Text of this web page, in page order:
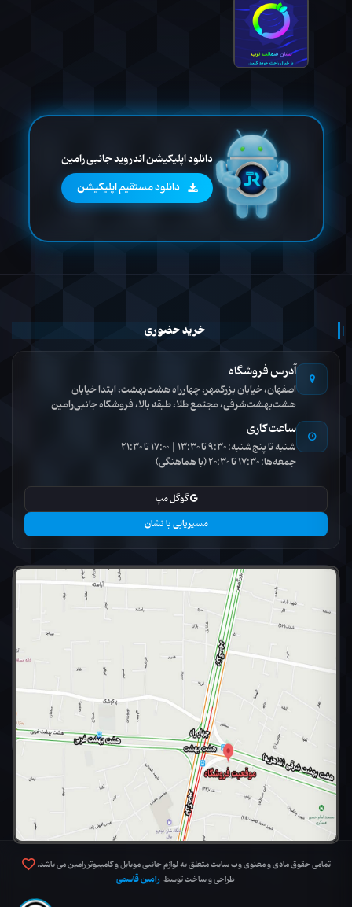
دانلود اپلیکیشن اندروید جانبی رامین
دانلود مستقیم اپلیکیشن
خرید حضوری
آدرس فروشگاه
اصفهان، خیابان بزرگمهر، چهارراه هشت‌بهشت، ابتدا خیابان
هشت‌بهشت‌شرقی، مجتمع طلا، طبقه بالا، فروشگاه جانبی‌رامین
ساعت کاری
شنبه تا پنج‌شنبه: 9:30 تا 13:30 | 17:00 تا 21:30
جمعه‌ها: 17:30 تا 20:30 (با هماهنگی)
گوگل مپ
مسیریابی با نشان
تمامی حقوق مادی و معنوی وب سایت متعلق به لوازم جانبی موبایل و کامپیوتر رامین می باشد.
طراحی و ساخت توسط رامین قاسمی